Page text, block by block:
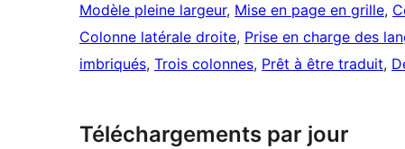
Modèle pleine largeur, Mise en page en grille,
Colonne latérale droite, Prise en charge des
imbriqués, Trois colonnes, Prêt à être traduit,
Téléchargements par jour